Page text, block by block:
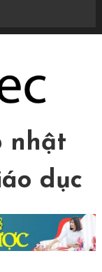
nhật
dục